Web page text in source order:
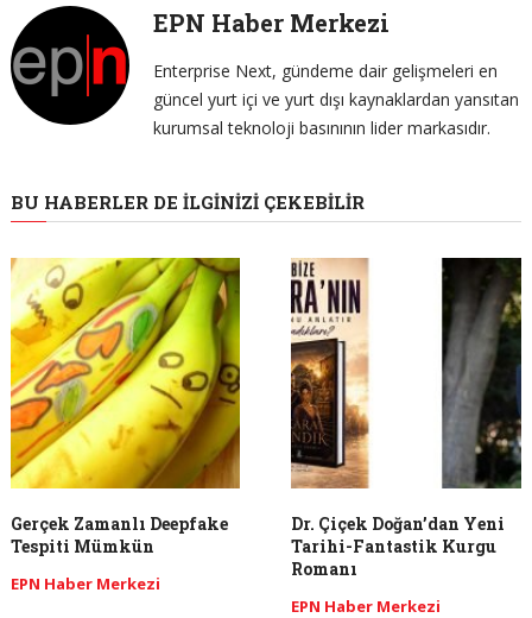
EPN Haber Merkezi
Enterprise Next, gündeme dair gelişmeleri en
güncel yurt içi ve yurt dışı kaynaklardan yansıtan
kurumsal teknoloji basınının lider markasıdır.
BU HABERLER DE İLGINIZI ÇEKEBILIR
Gerçek Zamanlı Deepfake
Tespiti Mümkün
EPN Haber Merkezi
Dr. Çiçek Doğan’dan Yeni
Tarihi-Fantastik Kurgu
Romanı
EPN Haber Merkezi